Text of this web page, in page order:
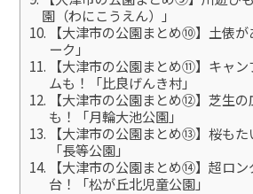
園（わにこうえん）」
【大津市の公園まとめ⑩】土俵
ーク」
【大津市の公園まとめ⑪】キャ
ムも！「比良げんき村」
【大津市の公園まとめ⑫】芝生
も！「月輪大池公園」
【大津市の公園まとめ⑬】桜もた
「長等公園」
【大津市の公園まとめ⑭】超ロン
台！「松が丘北児童公園」